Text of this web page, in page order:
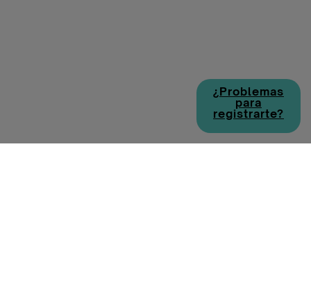
¿Problemas
para
registrarte?